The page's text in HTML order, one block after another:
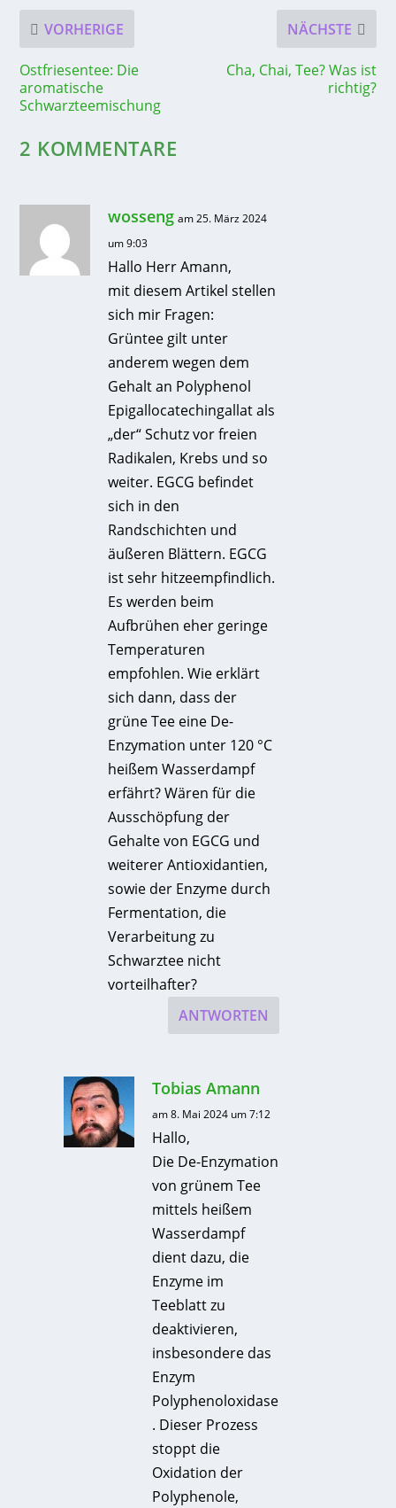
VORHERIGE
Ostfriesentee: Die
aromatische
Schwarzteemischung
NÄCHSTE
Cha, Chai, Tee? Was ist
richtig?
2 KOMMENTARE
wosseng am 25. März 2024
um 9:03
Hallo Herr Amann,
mit diesem Artikel stellen
sich mir Fragen:
Grüntee gilt unter
anderem wegen dem
Gehalt an Polyphenol
Epigallocatechingallat als
„der“ Schutz vor freien
Radikalen, Krebs und so
weiter. EGCG befindet
sich in den
Randschichten und
äußeren Blättern. EGCG
ist sehr hitzeempfindlich.
Es werden beim
Aufbrühen eher geringe
Temperaturen
empfohlen. Wie erklärt
sich dann, dass der
grüne Tee eine De-
Enzymation unter 120 °C
heißem Wasserdampf
erfährt? Wären für die
Ausschöpfung der
Gehalte von EGCG und
weiterer Antioxidantien,
sowie der Enzyme durch
Fermentation, die
Verarbeitung zu
Schwarztee nicht
vorteilhafter?
ANTWORTEN
Tobias Amann
am 8. Mai 2024 um 7:12
Hallo,
Die De-Enzymation
von grünem Tee
mittels heißem
Wasserdampf
dient dazu, die
Enzyme im
Teeblatt zu
deaktivieren,
insbesondere das
Enzym
Polyphenoloxidase
. Dieser Prozess
stoppt die
Oxidation der
Polyphenole,